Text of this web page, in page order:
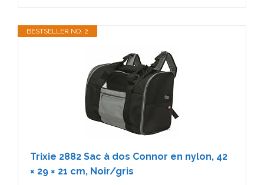
BESTSELLER NO. 2
Trixie 2882 Sac à dos Connor en nylon, 42
× 29 × 21 cm, Noir/gris